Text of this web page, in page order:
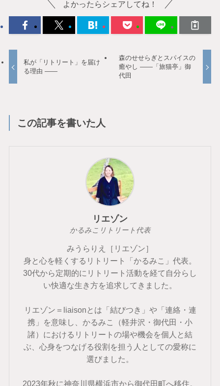
よかったらシェアしてね！
私が「リトリート」を届け
る理由 ——
森のせせらぎとスパイスの
癒やし ——「旅猫亭」御
代田
この記事を書いた人
リエゾン
かるみこリトリート代表
みうらりえ［リエゾン］
身と心を軽くするリトリート「かるみこ」代表。
30代から定期的にリトリート活動を経て自分らし
い快適な生き方を追求してきました。
リエゾン＝liaisonとは「結びつき」や「連絡・連
携」を意味し、かるみこ（軽井沢・御代田・小
諸）におけるリトリートの場や機会を個人と結
ぶ、心身をつなげる役割を担う人としての愛称に
選びました。
2023年秋に神奈川県横浜市から御代田町へ移住。